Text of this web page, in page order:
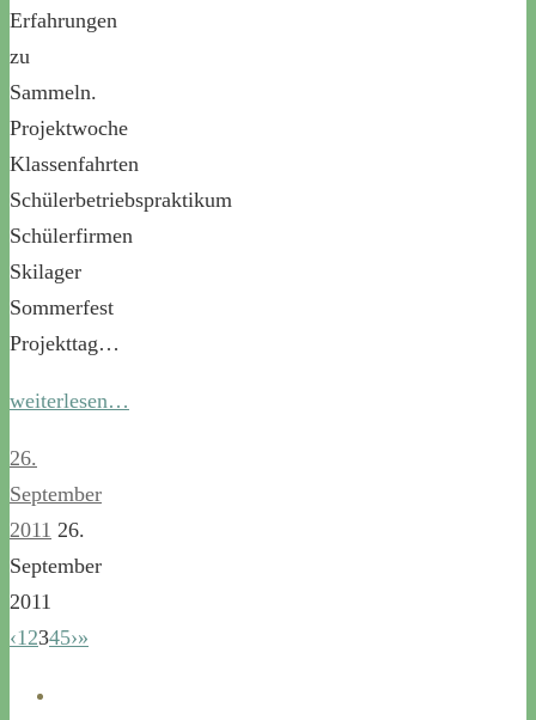
Erfahrungen
zu
Sammeln.
Projektwoche
Klassenfahrten
Schülerbetriebspraktikum
Schülerfirmen
Skilager
Sommerfest
Projekttag…
weiterlesen…
26.
September
2011 26.
September
2011
‹12345›»